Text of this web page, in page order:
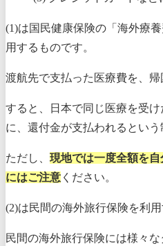
(1)は国民健康保険の「海外療
用するものです。
渡航先で支払った医療費を、帰
すると、日本で同じ医療を受
に、還付金が支払われるという
ただし、 現地では一度全額を
にはご注意 ください。
(2)は民間の海外旅行保険を利用
民間の海外旅行保険には様々